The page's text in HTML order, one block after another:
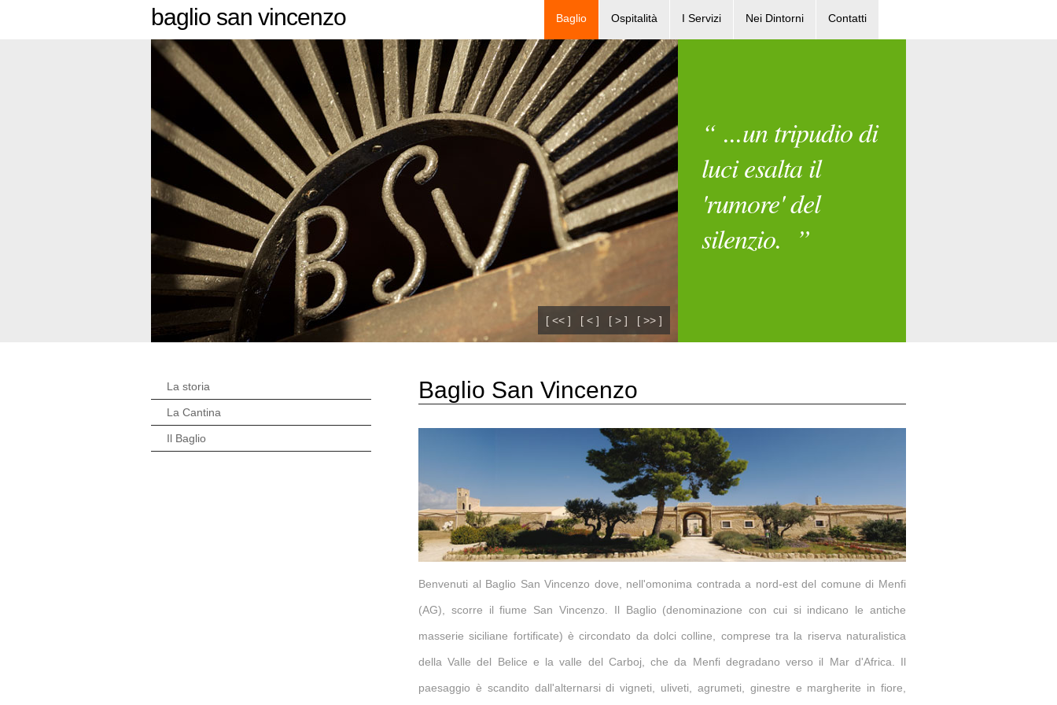
baglio san vincenzo Baglio Ospitalità I Servizi Nei Dintorni Contatti
[ << ] [ < ] [ > ] [ >> ]
“ ...un tripudio di
luci esalta il
'rumore' del
silenzio. ”
Baglio San Vincenzo
Benvenuti al Baglio San Vincenzo dove, nell'omonima contrada a nord-est del comune di Menfi
(AG), scorre il fiume San Vincenzo. Il Baglio (denominazione con cui si indicano le antiche
masserie siciliane fortificate) è circondato da dolci colline, comprese tra la riserva naturalistica
della Valle del Belice e la valle del Carboj, che da Menfi degradano verso il Mar d'Africa. Il
paesaggio è scandito dall'alternarsi di vigneti, uliveti, agrumeti, ginestre e margherite in fiore,
La storia
La Cantina
Il Baglio